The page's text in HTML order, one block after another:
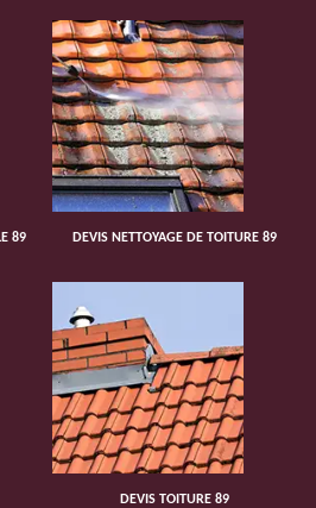
89 DEVIS NETTOYAGE DE TOITURE 89
DEVIS TOITURE 89